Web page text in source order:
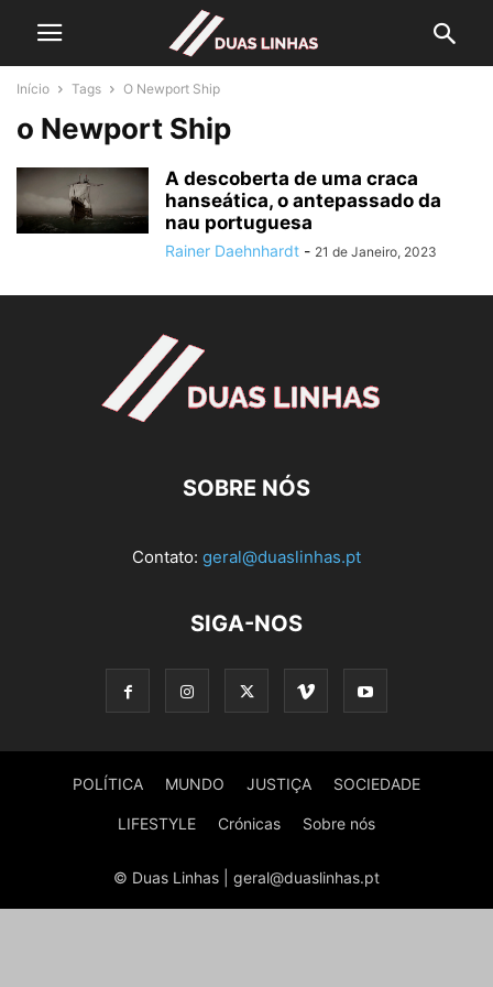
Início Tags O Newport Ship
o Newport Ship
A descoberta de uma craca
hanseática, o antepassado da
nau portuguesa
Rainer Daehnhardt - 21 de Janeiro, 2023
SOBRE NÓS
Contato: geral@duaslinhas.pt
SIGA-NOS
POLÍTICA MUNDO JUSTIÇA SOCIEDADE
LIFESTYLE Crónicas Sobre nós
© Duas Linhas | geral@duaslinhas.pt